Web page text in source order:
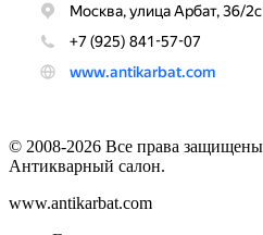
© 2008-2026 Все права
Антикварный салон.
www.antikarbat.com